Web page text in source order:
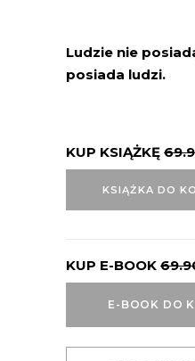
Ludzie nie
posiada ludzi.
KUP KSIĄŻKĘ
KSIĄŻKA DO
KUP E-BOOK
E-BOOK DO